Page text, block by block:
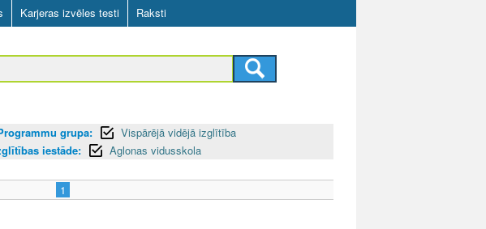
Karjeras izvēles testi Raksti
grupa:
Vispārējā vidējā izglītība
iestāde: Aglonas vidusskola
1